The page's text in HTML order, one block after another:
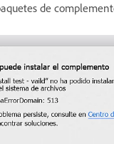
de